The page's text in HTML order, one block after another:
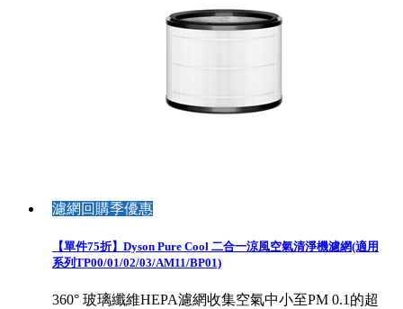
濾網回購季優惠
【單件75折】Dyson Pure Cool 二合一涼風空氣清淨機濾網(適用
系列TP00/01/02/03/AM11/BP01)
360° 玻璃纖維HEPA濾網收集空氣中小至PM 0.1的超